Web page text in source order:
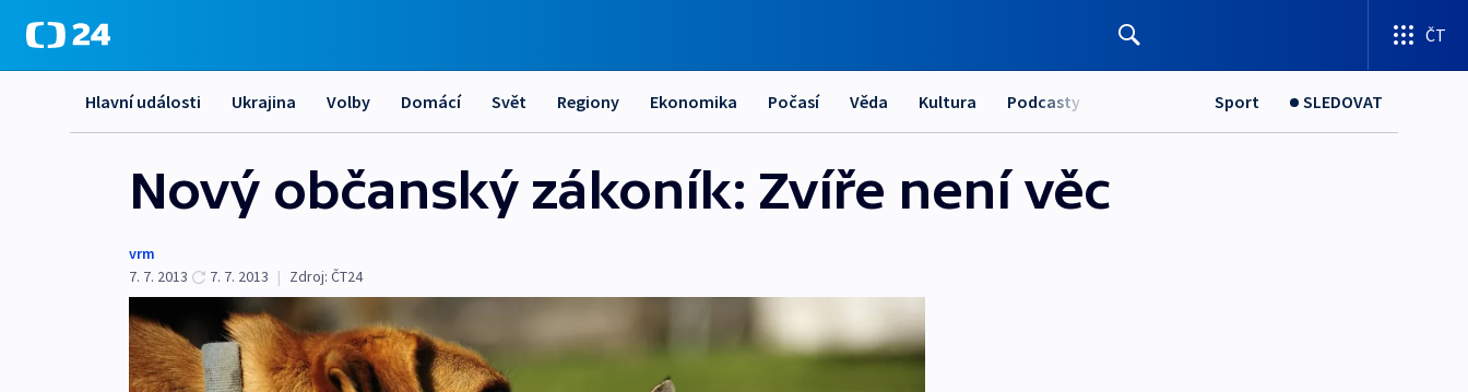
ČT
Hlavní události Ukrajina Volby Domácí Svět Regiony Ekonomika Počasí Věda Kultura Podcasty Sport SLEDOVAT
Nový občanský zákoník: Zvíře není věc
vrm
7. 7. 2013
7. 7. 2013 | Zdroj: ČT24